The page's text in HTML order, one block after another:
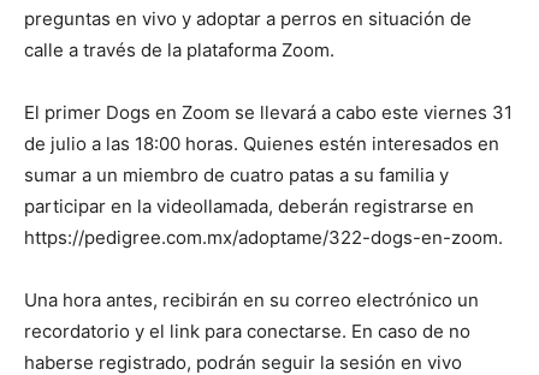
preguntas en vivo y adoptar a perros en situación de
calle a través de la plataforma Zoom.
El primer Dogs en Zoom se llevará a cabo este viernes 31
de julio a las 18:00 horas. Quienes estén interesados en
sumar a un miembro de cuatro patas a su familia y
participar en la videollamada, deberán registrarse en
https://pedigree.com.mx/adoptame/322-dogs-en-zoom.
Una hora antes, recibirán en su correo electrónico un
recordatorio y el link para conectarse. En caso de no
haberse registrado, podrán seguir la sesión en vivo